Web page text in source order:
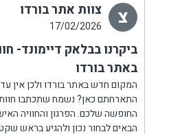
צ צוות אתר בורדו
17/02/2026
ביקרנו בבלאק דיימונד-
באתר בורדו
המקום חדש באתר בורדו ולכן אין
התארחתם כאן? נשמח שתכתבו
החופשה שלכם. הפרגון והחוויה
הבאים לבחור נכון ולהגיע בראש